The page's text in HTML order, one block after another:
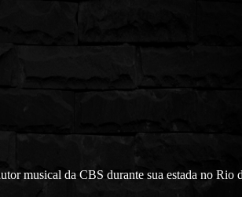
musical da CBS durante sua estada no Rio